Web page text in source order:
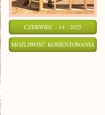
CZERWIEC - 14 - 2025
MOŻLIWOŚĆ KOMENTOWANIA